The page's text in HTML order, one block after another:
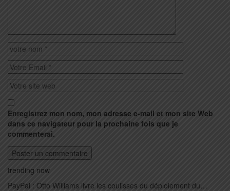
Enregistrez mon nom, mon adresse e-mail et mon site Web
dans ce navigateur pour la prochaine fois que je
commenterai.
trending now
PayPal : Otto Williams livre les coulisses du déploiement du…